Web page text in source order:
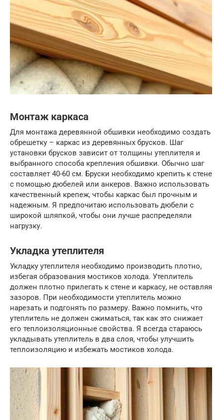
Монтаж каркаса
Для монтажа деревянной обшивки необходимо создать
обрешетку – каркас из деревянных брусков. Шаг
установки брусков зависит от толщины утеплителя и
выбранного способа крепления обшивки. Обычно шаг
составляет 40-60 см. Бруски необходимо крепить к стене
с помощью дюбелей или анкеров. Важно использовать
качественный крепеж, чтобы каркас был прочным и
надежным. Я предпочитаю использовать дюбели с
широкой шляпкой, чтобы они лучше распределяли
нагрузку.
Укладка утеплителя
Укладку утеплителя необходимо производить плотно,
избегая образования мостиков холода. Утеплитель
должен плотно прилегать к стене и каркасу, не оставляя
зазоров. При необходимости утеплитель можно
нарезать и подгонять по размеру. Важно помнить, что
утеплитель не должен сжиматься, так как это снижает
его теплоизоляционные свойства. Я всегда стараюсь
укладывать утеплитель в два слоя, чтобы улучшить
теплоизоляцию и избежать мостиков холода.